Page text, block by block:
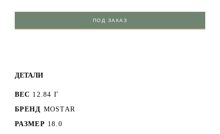
ПОД ЗАКАЗ
ДЕТАЛИ
ВЕС 12.84 Г
БРЕНД MOSTAR
РАЗМЕР 18.0